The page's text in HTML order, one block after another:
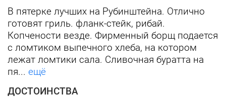
В пятерке лучших на Рубинштейна. Отлично
готовят гриль. фланк-стейк, рибай.
Копчености везде. Фирменный борщ подается
с ломтиком выпечного хлеба, на котором
лежат ломтики сала. Сливочная буратта на
пя... ещё
ДОСТОИНСТВА